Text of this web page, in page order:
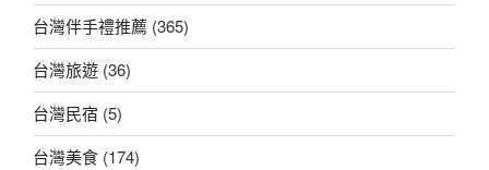
台灣伴手禮推薦 (365)
台灣旅遊 (36)
台灣民宿 (5)
台灣美食 (174)